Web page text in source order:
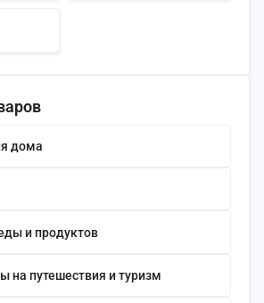
дома
и продуктов
на путешествия и туризм